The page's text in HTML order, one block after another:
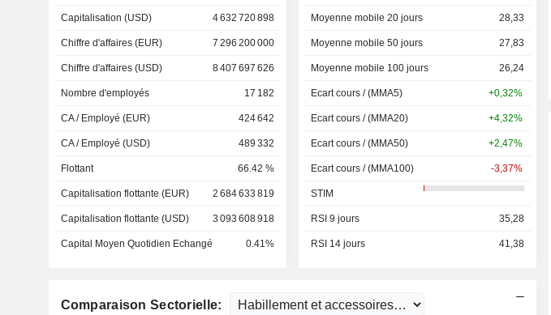
Capitalisation (USD) 4 632 720 898
Chiffre d'affaires (EUR) 7 296 200 000
Chiffre d'affaires (USD) 8 407 697 626
Nombre d'employés 17 182
CA / Employé (EUR) 424 642
CA / Employé (USD) 489 332
Flottant 66.42 %
Capitalisation flottante (EUR) 2 684 633 819
Capitalisation flottante (USD) 3 093 608 918
Capital Moyen Quotidien Echangé 0.41%
Moyenne mobile 20 jours 28,33
Moyenne mobile 50 jours 27,83
Moyenne mobile 100 jours 26,24
Ecart cours / (MMA5) +0,32%
Ecart cours / (MMA20) +4,32%
Ecart cours / (MMA50) +2,47%
Ecart cours / (MMA100) -3,37%
STIM
RSI 9 jours 35,28
RSI 14 jours 41,38
Comparaison Sectorielle: